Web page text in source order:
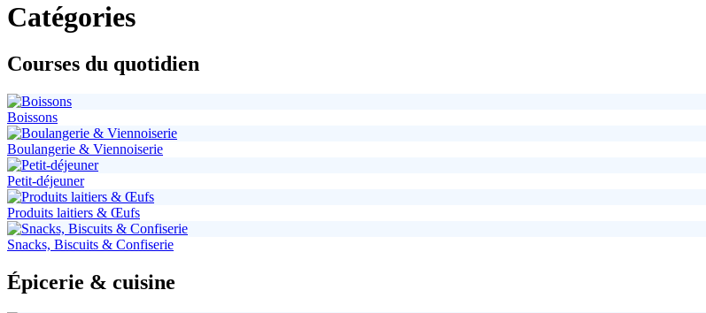
Catégories
Courses du quotidien
Boissons
Boulangerie & Viennoiserie
Petit-déjeuner
Produits laitiers & Œufs
Snacks, Biscuits & Confiserie
Épicerie & cuisine